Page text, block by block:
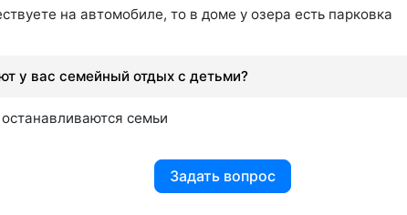
на автомобиле, то в доме у озера есть парковка
у вас семейный отдых с детьми?
семьи
Задать вопрос